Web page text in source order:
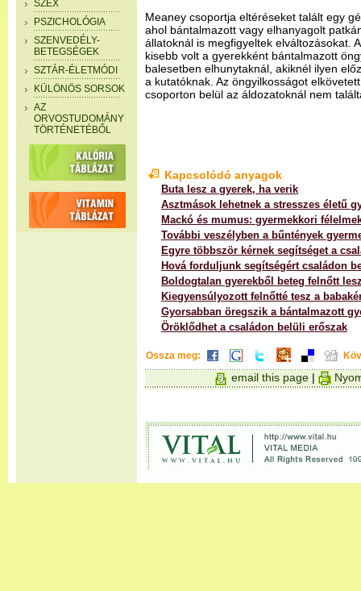
SZEX
PSZICHOLÓGIA
SZENVEDÉLY-
BETEGSÉGEK
SZTÁR-ÉLETMÓDI
KÜLÖNÖS SORSOK
AZ
ORVOSTUDOMÁNY
TÖRTÉNETÉBŐL
Meaney csoportja eltéréseket talált egy
ahol bántalmazott vagy elhanyagolt
állatoknál is megfigyeltek elváltozásokat.
kisebb volt a gyerekként bántalmazott
balesetben elhunytaknál, akiknél ilyen
a kutatóknak. Az öngyilkosságot
csoporton belül az áldozatoknál nem
Kapcsolódó anyagok
Buta lesz a gyerek, ha verik
Asztmások lehetnek a stresszes életű
Mackó és mumus: gyermekkori
További veszélyben a bűntények
Egyre többször kérnek segítséget a
Hová forduljunk segítségért családon
Boldogtalan gyerekből beteg felnőtt
Kiegyensúlyozott felnőtté tesz a
Gyorsabban öregszik a bántalmazott
Öröklődhet a családon belüli erőszak
Ossza meg:
email this page |